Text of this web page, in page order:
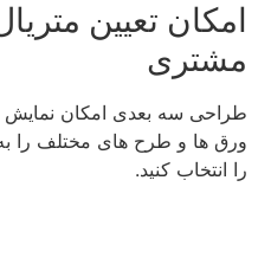
امکان تعیین
مشتری
طراحی سه بعدی امکان نمایش
ورق ها و طرح های مختلف را
را انتخاب کنید.